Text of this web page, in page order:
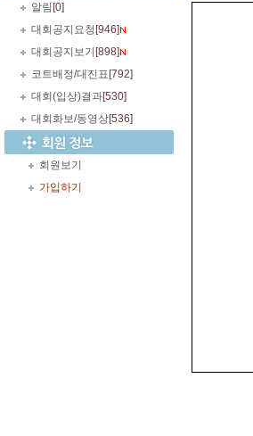
알림 [0]
대회공지요청 [946]
대회공지보기 [898]
코트배정/대진표 [792]
대회(입상)결과[530]
대회화보/동영상[536]
회원보기
가입하기